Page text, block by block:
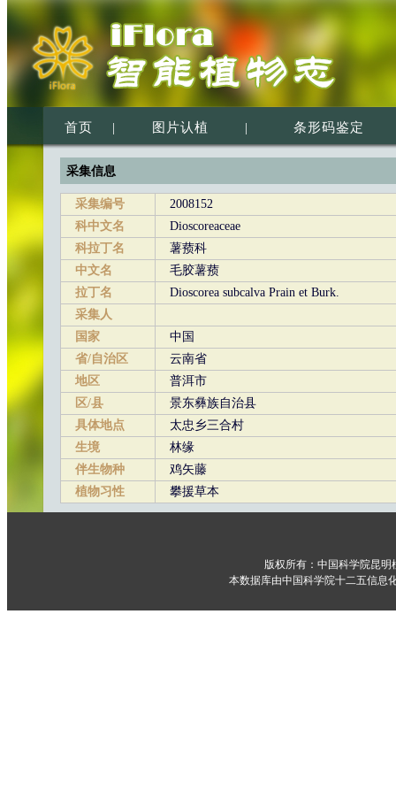
首页 | 图片认植 | 条形码鉴定
采集信息
采集编号
2008152
科中文名
Dioscoreaceae
科拉丁名
薯蓣科
中文名
毛胶薯蓣
拉丁名
Dioscorea subcalva Prain et Burk.
采集人
国家
中国
省/自治区
云南省
地区
普洱市
区/县
景东彝族自治县
具体地点
太忠乡三合村
生境
林缘
伴生物种
鸡矢藤
植物习性
攀援草本
版权所有：中国科学院昆
本数据库由中国科学院十二五信息